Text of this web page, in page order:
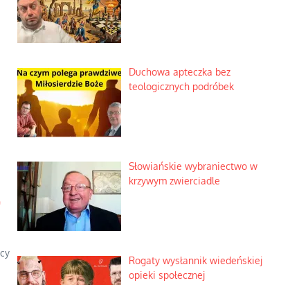
Duchowa apteczka bez
teologicznych podróbek
Słowiańskie wybraniectwo w
krzywym zwierciadle
Rogaty wysłannik wiedeńskiej
opieki społecznej